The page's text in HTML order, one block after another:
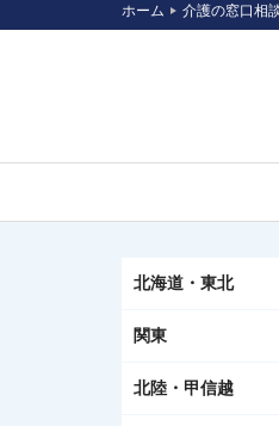
ホーム 介護の窓口相
北海道・東北
関東
北陸・甲信越